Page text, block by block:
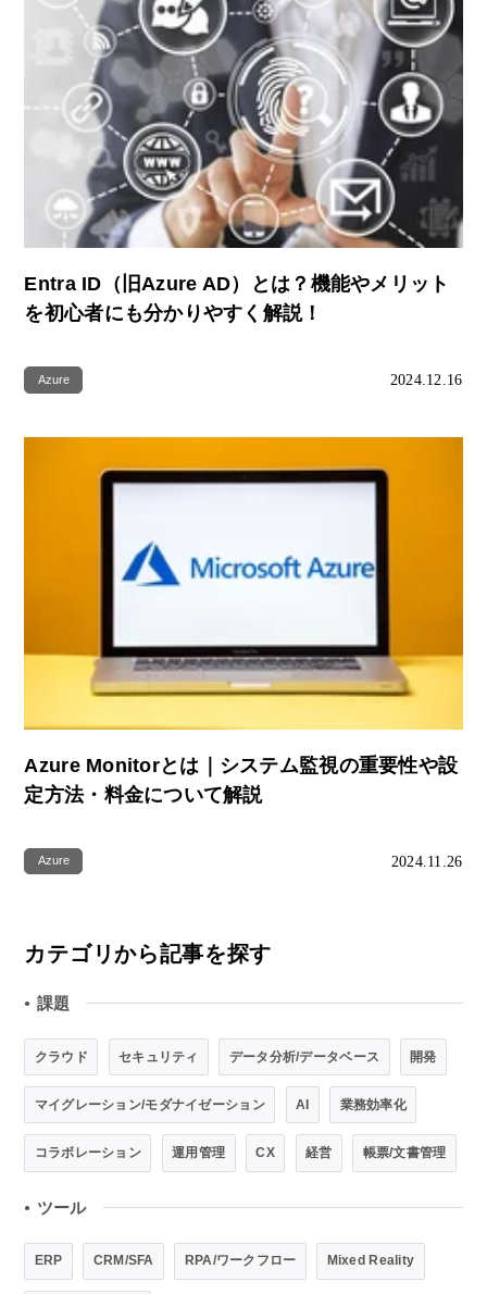
Entra ID（旧Azure AD）とは？機能やメリット
を初心者にも分かりやすく解説！
Azure 2024.12.16
Azure Monitorとは｜システム監視の重要性や設
定方法・料金について解説
Azure 2024.11.26
カテゴリから記事を探す
● 課題
クラウド セキュリティ データ分析/データベース 開発
マイグレーション/モダナイゼーション AI 業務効率化
コラボレーション 運用管理 CX 経営 帳票/文書管理
● ツール
ERP CRM/SFA RPA/ワークフロー Mixed Reality